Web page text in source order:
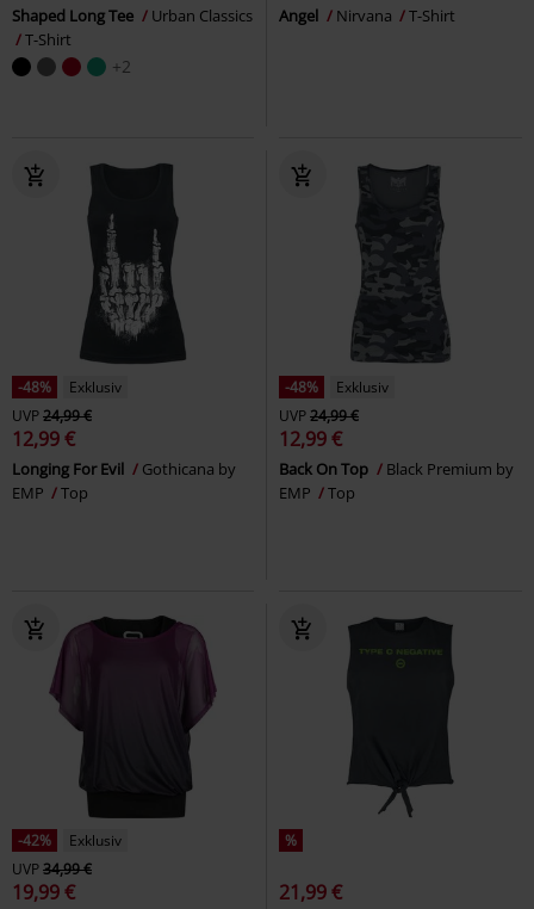
Shaped Long Tee
Urban Classics
T-Shirt
+2
Angel Nirvana T-Shirt
-48%
Exklusiv
UVP24,99 €
12,99 €
Longing For Evil
Gothicana by
EMP
Top
-48%
Exklusiv
UVP24,99 €
12,99 €
Back On Top
Black Premium by
EMP
Top
-42%
Exklusiv
UVP34,99 €
19,99 €
%
21,99 €